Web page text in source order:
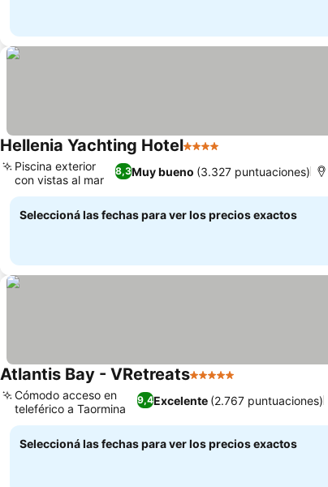
Hellenia Yachting Hotel4 Estrellas
8,3Muy bueno (3.327 puntuaciones)
Piscina exterior
con vistas al mar
Seleccioná las fechas para ver los precios exactos
Atlantis Bay - VRetreats5 Estrellas
9,4Excelente (2.767 puntuaciones)
Cómodo acceso en
teleférico a Taormina
Seleccioná las fechas para ver los precios exactos